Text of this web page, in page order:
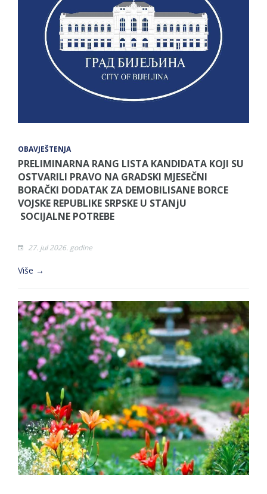
OBAVJEŠTENJA
PRELIMINARNA RANG LISTA KANDIDATA KOJI SU
OSTVARILI PRAVO NA GRADSKI MJESEČNI
BORAČKI DODATAK ZA DEMOBILISANE BORCE
VOJSKE REPUBLIKE SRPSKE U STANjU
SOCIJALNE POTREBE
27. jul 2026. godine
Više →